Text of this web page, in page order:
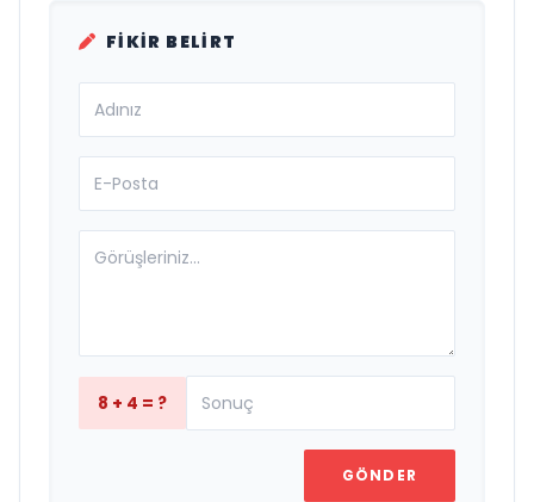
FIKIR BELIRT
8 + 4 = ?
GÖNDER